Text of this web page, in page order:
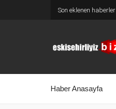
Son eklenen haberler
Haber Anasayfa